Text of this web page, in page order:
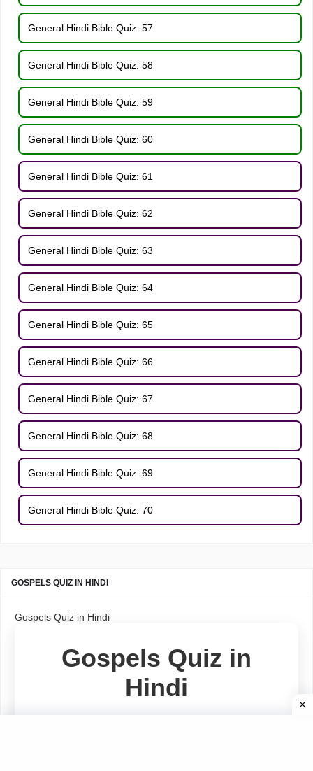
General Hindi Bible Quiz: 57
General Hindi Bible Quiz: 58
General Hindi Bible Quiz: 59
General Hindi Bible Quiz: 60
General Hindi Bible Quiz: 61
General Hindi Bible Quiz: 62
General Hindi Bible Quiz: 63
General Hindi Bible Quiz: 64
General Hindi Bible Quiz: 65
General Hindi Bible Quiz: 66
General Hindi Bible Quiz: 67
General Hindi Bible Quiz: 68
General Hindi Bible Quiz: 69
General Hindi Bible Quiz: 70
GOSPELS QUIZ IN HINDI
Gospels Quiz in Hindi
Gospels Quiz in
Hindi